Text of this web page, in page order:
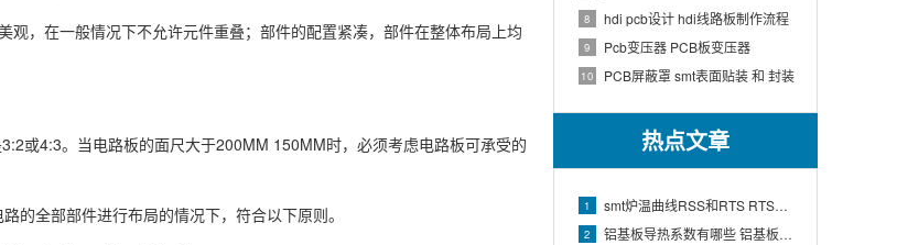
8 hdi pcb设计 hdi线路板制作流程
9 Pcb变压器 PCB板变压器
10 PCB屏蔽罩 smt表面贴装 和 封装
热点文章
1 smt炉温曲线RSS和RTS RTS炉温曲线
2 铝基板导热系数有哪些 铝基板的导热系数和热阻
，在一般情况下不允许元件重叠；部件的配置紧凑，部件在整体布局上均
或4:3。当电路板的面尺大于200MM 150MM时，必须考虑电路板可承受的
的全部部件进行布局的情况下，符合以下原则。